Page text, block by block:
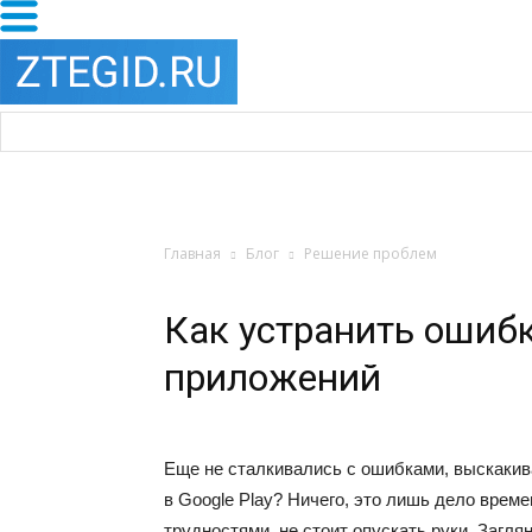
Главная Блог Решение проблем
Как устранить
приложений
Еще не сталкивались с ошибками,
в Google Play? Ничего, это лишь дело